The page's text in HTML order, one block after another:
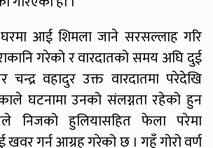
घरमा आई शिमला जाने सरसल्लाह गरि
गरेको र वारदातको समय अघि दुई
वहादुर उक्त वारदातमा परेदेखि
घटनामा उनको संलग्नता रहेको हुन
निजको हुलियासहित फेला परेमा
खवर गर्न आग्रह गरेको छ । गहुँ गोरो वर्ण